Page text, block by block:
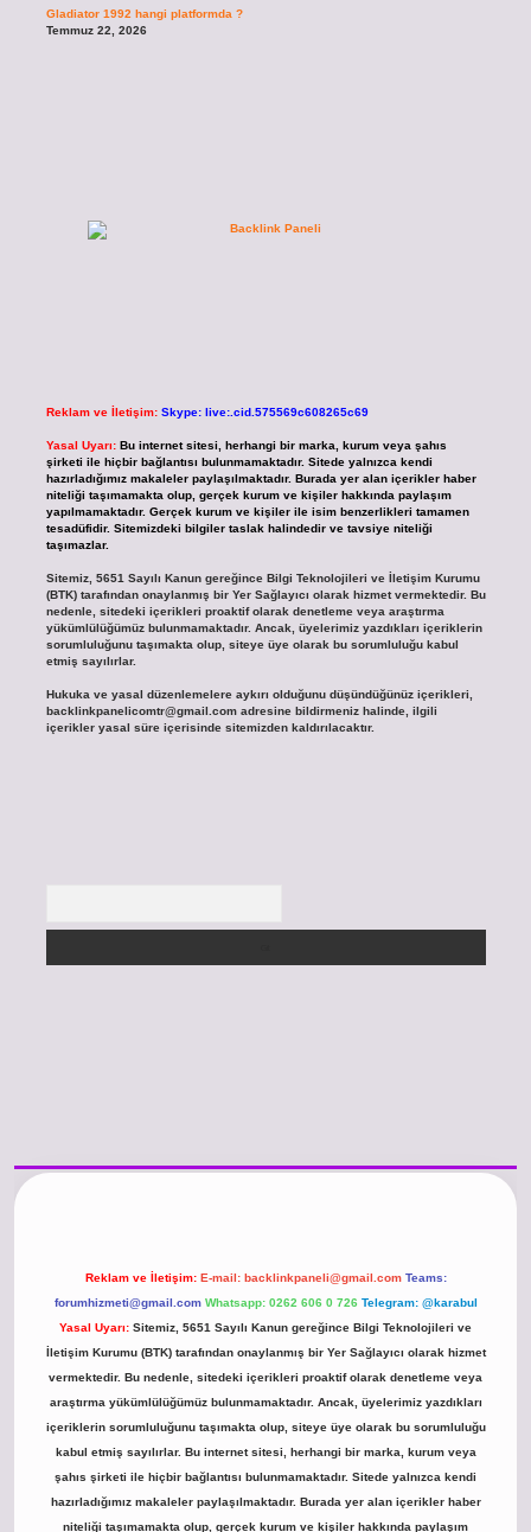
Gladiator 1992 hangi platformda ?
Temmuz 22, 2026
Reklam ve İletişim: Skype: live:.cid.575569c608265c69
Yasal Uyarı: Bu internet sitesi, herhangi bir marka, kurum veya şahıs
şirketi ile hiçbir bağlantısı bulunmamaktadır. Sitede yalnızca kendi
hazırladığımız makaleler paylaşılmaktadır. Burada yer alan içerikler haber
niteliği taşımamakta olup, gerçek kurum ve kişiler hakkında paylaşım
yapılmamaktadır. Gerçek kurum ve kişiler ile isim benzerlikleri tamamen
tesadüfidir. Sitemizdeki bilgiler taslak halindedir ve tavsiye niteliği
taşımazlar.
Sitemiz, 5651 Sayılı Kanun gereğince Bilgi Teknolojileri ve İletişim Kurumu
(BTK) tarafından onaylanmış bir Yer Sağlayıcı olarak hizmet vermektedir. Bu
nedenle, sitedeki içerikleri proaktif olarak denetleme veya araştırma
yükümlülüğümüz bulunmamaktadır. Ancak, üyelerimiz yazdıkları içeriklerin
sorumluluğunu taşımakta olup, siteye üye olarak bu sorumluluğu kabul
etmiş sayılırlar.
Hukuka ve yasal düzenlemelere aykırı olduğunu düşündüğünüz içerikleri,
backlinkpanelicomtr@gmail.comadresine bildirmeniz halinde, ilgili
içerikler yasal süre içerisinde sitemizden kaldırılacaktır.
Reklam ve İletişim: E-mail: backlinkpaneli@gmail.com Teams:
forumhizmeti@gmail.com Whatsapp: 0262 606 0 726 Telegram: @karabul
Yasal Uyarı: Sitemiz, 5651 Sayılı Kanun gereğince Bilgi Teknolojileri ve
İletişim Kurumu (BTK) tarafından onaylanmış bir Yer Sağlayıcı olarak hizmet
vermektedir. Bu nedenle, sitedeki içerikleri proaktif olarak denetleme veya
araştırma yükümlülüğümüz bulunmamaktadır. Ancak, üyelerimiz yazdıkları
içeriklerin sorumluluğunu taşımakta olup, siteye üye olarak bu sorumluluğu
kabul etmiş sayılırlar. Bu internet sitesi, herhangi bir marka, kurum veya
şahıs şirketi ile hiçbir bağlantısı bulunmamaktadır. Sitede yalnızca kendi
hazırladığımız makaleler paylaşılmaktadır. Burada yer alan içerikler haber
niteliği taşımamakta olup, gerçek kurum ve kişiler hakkında paylaşım